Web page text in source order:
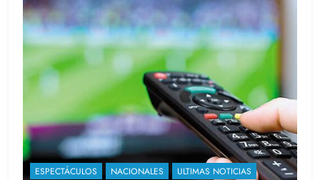
ESPECTÁCULOS NACIONALES ULTIMAS NOTICIAS